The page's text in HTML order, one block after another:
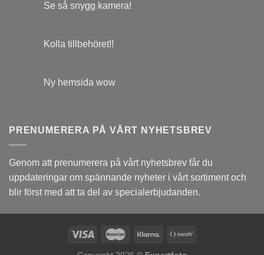
Se så snygg kamera!
Kolla tillbehöret!!
Ny hemsida wow
PRENUMERERA PÅ VÅRT NYHETSBREV
Genom att prenumerera på vårt nyhetsbrev får du
uppdateringar om spännande nyheter i vårt sortiment och
blir först med att ta del av specialerbjudanden.